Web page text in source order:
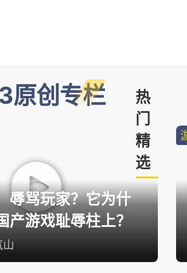
原创专栏
热
门
精
选
辱骂玩家？它为什
产游戏耻辱柱上？
山